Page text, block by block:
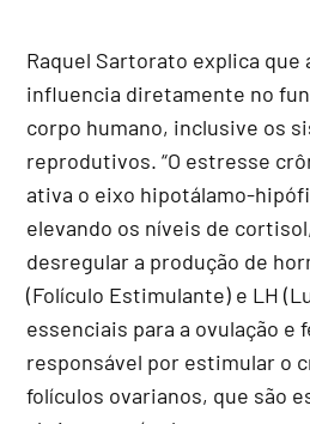
Raquel Sartorato explica que
influencia diretamente no
corpo humano, inclusive os
reprodutivos. “O estresse
ativa o eixo hipotálamo-
elevando os níveis de
desregular a produção de
(Folículo Estimulante) e LH
essenciais para a ovulação e
responsável por estimular o
folículos ovarianos, que são